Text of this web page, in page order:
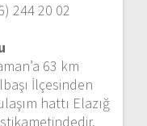
244 20 02
63 km
İlçesinden
hattı Elazığ